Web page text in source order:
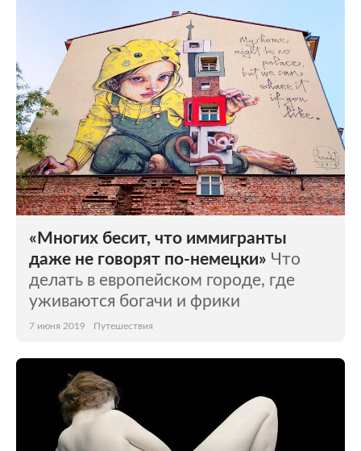
Мир Бывший СССР
Экономика Силовые структуры
Наука и техника Спорт
Культура Интернет и СМИ
Ценности Путешествия
Из жизни Среда обитания
«Многих бесит, что иммигранты
даже не говорят по-немецки» Что
делать в европейском городе, где
уживаются богачи и фрики
7 июня 2019 Путешествия